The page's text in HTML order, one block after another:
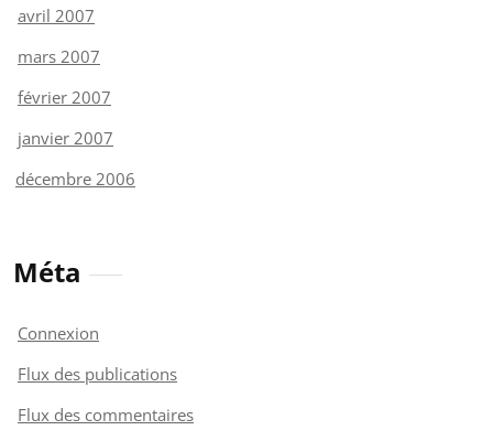
avril 2007
mars 2007
février 2007
janvier 2007
décembre 2006
Méta
Connexion
Flux des publications
Flux des commentaires